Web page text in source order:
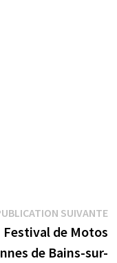
:
SUIVANTE
Festival de Motos
de Bains-sur-